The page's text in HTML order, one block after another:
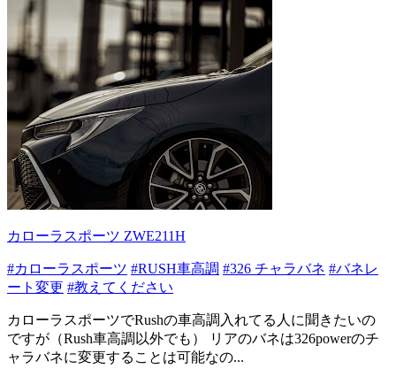
カローラスポーツ ZWE211H
#カローラスポーツ #RUSH車高調 #326 チャラバネ #バネレ
ート変更 #教えてください
カローラスポーツでRushの車高調入れてる人に聞きたいの
ですが（Rush車高調以外でも） リアのバネは326powerのチ
ャラバネに変更することは可能なの...